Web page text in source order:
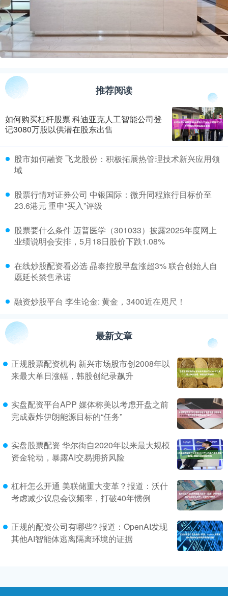
推荐阅读
如何购买杠杆股票 科迪亚克人工智能公司登
记3080万股以供潜在股东出售
​股市如何融资 飞龙股份：积极拓展热管理技术新兴应用领
域
​股票行情对证券公司 中银国际：微升同程旅行目标价至
23.6港元 重申“买入”评级
​股票要什么条件 迈普医学（301033）披露2025年度网上
业绩说明会安排，5月18日股价下跌1.08%
​在线炒股配资看必选 晶泰控股早盘涨超3% 联合创始人自
愿延长禁售承诺
​融资炒股平台 李生论金: 黄金，3400近在咫尺！
最新文章
正规股票配资机构 新兴市场股市创2008年以
来最大单日涨幅，韩股创纪录飙升
实盘配资平台APP 媒体称美以考虑开盘之前
完成轰炸伊朗能源目标的“任务”
实盘股票配资 华尔街自2020年以来最大规模
资金轮动，暴露AI交易拥挤风险
杠杆怎么开通 美联储重大变革？报道：沃什
考虑减少议息会议频率，打破40年惯例
正规的配资公司有哪些? 报道：OpenAI发现
其他AI智能体逃离隔离环境的证据